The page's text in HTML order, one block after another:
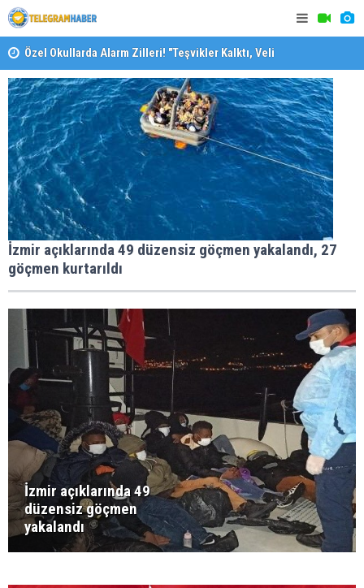
Özel Okullarda Alarm Zilleri! "Teşvikler Kalktı, Veli
Devlet Okuluna Yöneldi"
"Toprağını Kaybeden Geleceğini Kaybeder!"
İzmir açıklarında 49 düzensiz göçmen yakalandı, 27
göçmen kurtarıldı
İzmir açıklarında 49
düzensiz göçmen
yakalandı